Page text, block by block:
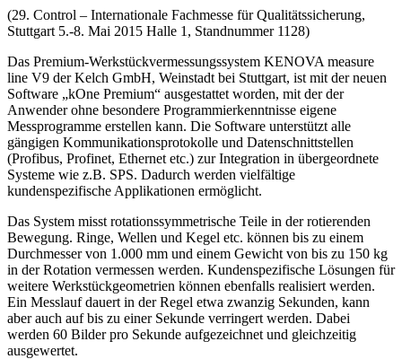
(29. Control – Internationale Fachmesse für Qualitätssicherung,
Stuttgart 5.-8. Mai 2015 Halle 1, Standnummer 1128)
Das Premium-Werkstückvermessungssystem KENOVA measure
line V9 der Kelch GmbH, Weinstadt bei Stuttgart, ist mit der neuen
Software „kOne Premium“ ausgestattet worden, mit der der
Anwender ohne besondere Programmierkenntnisse eigene
Messprogramme erstellen kann. Die Software unterstützt alle
gängigen Kommunikationsprotokolle und Datenschnittstellen
(Profibus, Profinet, Ethernet etc.) zur Integration in übergeordnete
Systeme wie z.B. SPS. Dadurch werden vielfältige
kundenspezifische Applikationen ermöglicht.
Das System misst rotationssymmetrische Teile in der rotierenden
Bewegung. Ringe, Wellen und Kegel etc. können bis zu einem
Durchmesser von 1.000 mm und einem Gewicht von bis zu 150 kg
in der Rotation vermessen werden. Kundenspezifische Lösungen für
weitere Werkstückgeometrien können ebenfalls realisiert werden.
Ein Messlauf dauert in der Regel etwa zwanzig Sekunden, kann
aber auch auf bis zu einer Sekunde verringert werden. Dabei
werden 60 Bilder pro Sekunde aufgezeichnet und gleichzeitig
ausgewertet.